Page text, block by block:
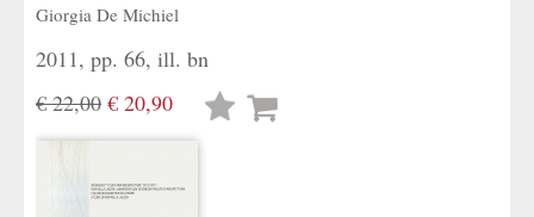
Giorgia De Michiel
2011, pp. 66, ill. bn
€ 22,00 € 20,90
Lista